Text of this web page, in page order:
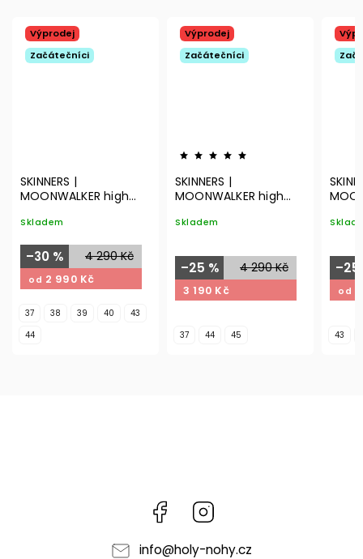
Výprodej
Začátečníci
SKINNERS |
MOONWALKER high
Skladem
4 290 Kč
–30 %
od 2 990 Kč
37 38 39 40 43
44
Výprodej
Začátečníci
SKINNERS |
MOONWALKER high
Skladem
4 290 Kč
–25 %
3 190 Kč
37 44 45
–25
od
43
Facebook
info@holy-nohy.cz